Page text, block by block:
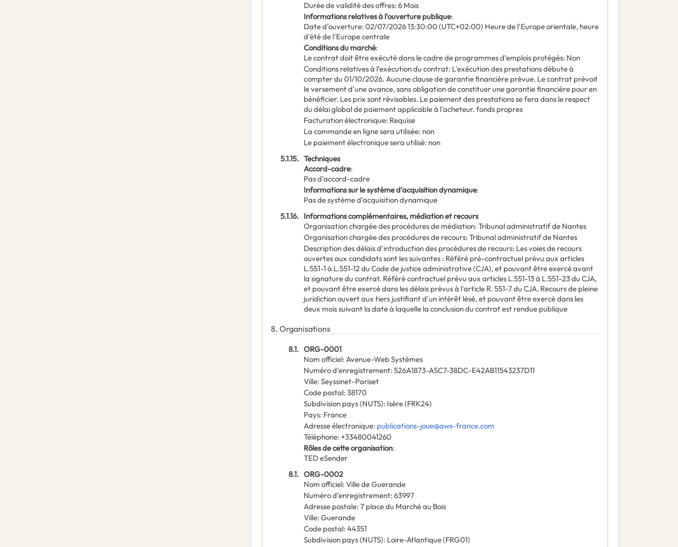
Durée de validité des offres: 6 Mois
Informations relatives à l’ouverture publique:
Date d'ouverture: 02/07/202613:30:00 (UTC+02:00) Heure de l'Europe orientale, heure
d'été de l'Europe centrale
Conditions du marché:
Le contrat doit être exécuté dans le cadre de programmes d’emplois protégés: Non
Conditions relatives à l’exécution du contrat: L'exécution des prestations débute à
compter du 01/10/2026. Aucune clause de garantie financière prévue. Le contrat prévoit
le versement d'une avance, sans obligation de constituer une garantie financière pour en
bénéficier. Les prix sont révisables. Le paiement des prestations se fera dans le respect
du délai global de paiement applicable à l'acheteur. fonds propres
Facturation électronique: Requise
La commande en ligne sera utilisée: non
Le paiement électronique sera utilisé: non
5.1.15. Techniques
Accord-cadre:
Pas d’accord-cadre
Informations sur le système d’acquisition dynamique:
Pas de système d’acquisition dynamique
5.1.16. Informations complémentaires, médiation et recours
Organisation chargée des procédures de médiation: Tribunal administratif de Nantes
Organisation chargée des procédures de recours: Tribunal administratif de Nantes
Description des délais d'introduction des procédures de recours: Les voies de recours
ouvertes aux candidats sont les suivantes : Référé pré-contractuel prévu aux articles
L.551-1 à L.551-12 du Code de justice administrative (CJA), et pouvant être exercé avant
la signature du contrat. Référé contractuel prévu aux articles L.551-13 à L.551-23 du CJA,
et pouvant être exercé dans les délais prévus à l'article R. 551-7 du CJA. Recours de pleine
juridiction ouvert aux tiers justifiant d'un intérêt lésé, et pouvant être exercé dans les
deux mois suivant la date à laquelle la conclusion du contrat est rendue publique
8. Organisations
8.1. ORG-0001
Nom officiel: Avenue-Web Systèmes
Numéro d’enregistrement: 526A1873-A5C7-38DC-E42AB11543237D11
Ville: Seyssinet-Pariset
Code postal: 38170
Subdivision pays (NUTS): Isère(FRK24)
Pays: France
Adresse électronique: publications-joue@aws-france.com
Téléphone: +33480041260
Rôles de cette organisation:
TED eSender
8.1. ORG-0002
Nom officiel: Ville de Guerande
Numéro d’enregistrement: 63997
Adresse postale: 7 place du Marché au Bois
Ville: Guerande
Code postal: 44351
Subdivision pays (NUTS): Loire-Atlantique(FRG01)